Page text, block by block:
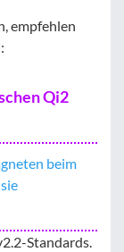
empfehlen
Qi2
beim
Standards.